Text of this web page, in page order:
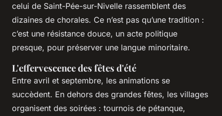
celui de Saint-Pée-sur-Nivelle rassemblent des
dizaines de chorales. Ce n’est pas qu’une tradition :
c’est une résistance douce, un acte politique
presque, pour préserver une langue minoritaire.
L'effervescence des fêtes d'été
Entre avril et septembre, les animations se
succèdent. En dehors des grandes fêtes, les villages
organisent des soirées : tournois de pétanque,